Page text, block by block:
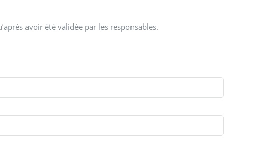
avoir été validée par les responsables.